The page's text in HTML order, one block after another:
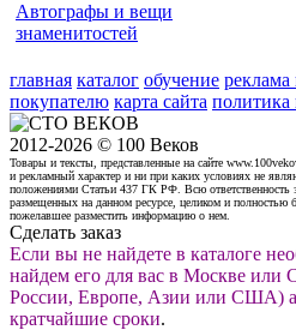
Автографы и вещи
знаменитостей
главная каталог обучение реклама
покупателю карта сайта политика
2012-2026 © 100 Веков
Товары и тексты, представленные на сайте
и рекламный характер и ни при каких условиях не
положениями Статьи 437 ГК РФ. Всю ответственность
размещенных на данном ресурсе, целиком и полностью
пожелавшее разместить информацию о нем.
Сделать заказ
Если вы не найдете в каталоге
найдем его для вас в Москве или
России, Европе, Азии или США)
кратчайшие сроки.